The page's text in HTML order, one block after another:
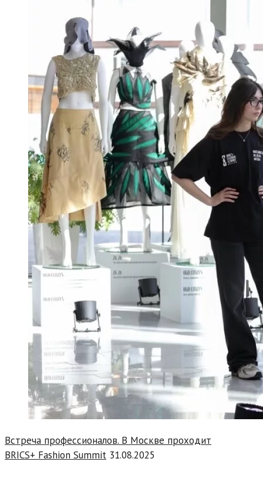
Встреча профессионалов. В Москве проходит
BRICS+ Fashion Summit 31.08.2025